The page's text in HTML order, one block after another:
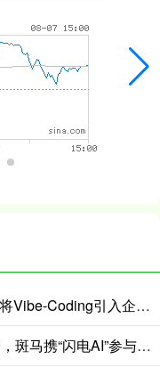
飞乐乐 亚马逊云与Superblocks合作 将Vibe-Coding引入企业私有云
中国银河证券 AI赋能青少年网络素养，斑马携“闪电AI”参与广州未成年人安全保护主题活动